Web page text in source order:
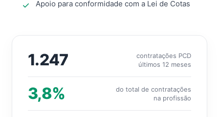
Apoio para conformidade com a Lei de Cotas
1.247
contratações PCD
últimos 12 meses
3,8%
do total de contratações
na profissão